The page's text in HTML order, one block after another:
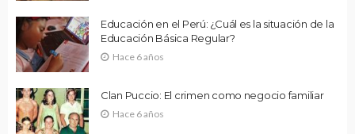
Educación en el Perú: ¿Cuál es la situación de la
Educación Básica Regular?
Hace 6 años
Clan Puccio: El crimen como negocio familiar
Hace 6 años